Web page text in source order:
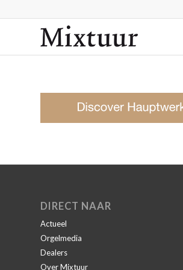
DIRECT NAAR
Actueel
Orgelmedia
Dealers
Over Mixtuur